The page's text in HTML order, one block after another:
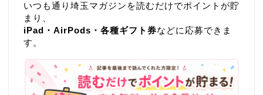
いつも通り埼玉マガジンを読むだけでポイントが貯
まり、
iPad・AirPods・各種ギフト券などに応募できま
す。